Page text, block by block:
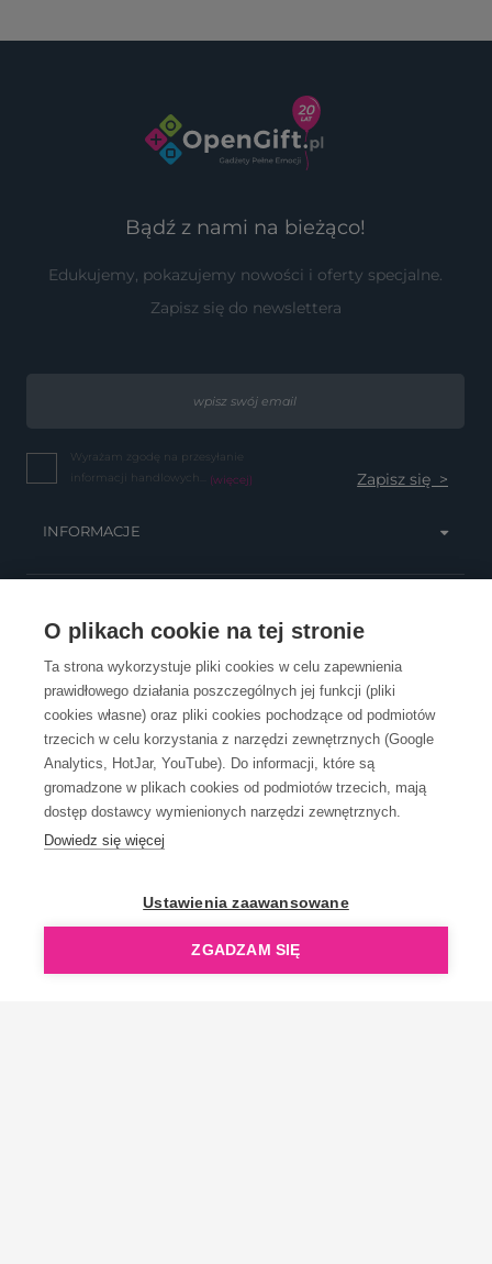
O plikach cookie na tej stronie
Ta strona wykorzystuje pliki cookies w celu zapewnienia
prawidłowego działania poszczególnych jej funkcji (pliki
cookies własne) oraz pliki cookies pochodzące od podmiotów
trzecich w celu korzystania z narzędzi zewnętrznych (Google
Analytics, HotJar, YouTube). Do informacji, które są
gromadzone w plikach cookies od podmiotów trzecich, mają
dostęp dostawcy wymienionych narzędzi zewnętrznych.
Dowiedz się więcej
Ustawienia zaawansowane
ZGADZAM SIĘ
Bądź z nami na bieżąco!
Edukujemy, pokazujemy nowości i oferty specjalne.
Zapisz się do newslettera
Wyrażam zgodę na przesyłanie
informacji handlowych... (więcej)
INFORMACJE
OBSŁUGA KLIENTA
KONTAKT
OpenGift jest częścią ReflectGroup.